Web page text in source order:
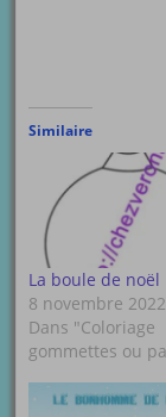
Similaire
La boule de noël
8 novembre 2022
Dans "Coloriage
gommettes ou